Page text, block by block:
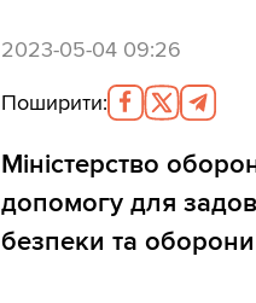
2023-05-04 09:26
Поширити:
Міністерство
допомогу для
безпеки та